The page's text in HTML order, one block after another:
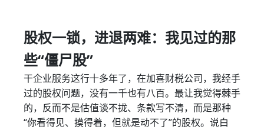
股权一锁，进退两难：我见过的那
些“僵尸股”
干企业服务这行十多年了，在加喜财税公司，我经手
过的股权问题，没有一千也有八百。最让我觉得棘手
的，反而不是估值谈不拢、条款写不清，而是那种
“你看得见、摸得着，但就是动不了”的股权。说白